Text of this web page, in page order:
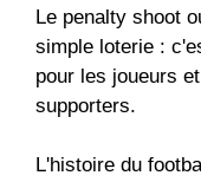
Le penalty shoot
simple loterie :
pour les joueurs
supporters.
L'histoire du